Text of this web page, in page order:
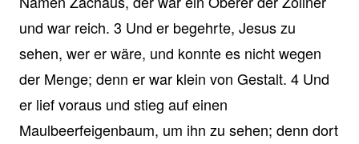
und war reich. 3 Und er begehrte, Jesus zu
sehen, wer er wäre, und konnte es nicht wegen
der Menge; denn er war klein von Gestalt. 4 Und
er lief voraus und stieg auf einen
Maulbeerfeigenbaum, um ihn zu sehen; denn dort